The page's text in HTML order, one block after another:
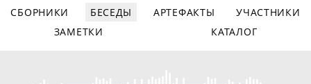
СБОРНИКИ БЕСЕДЫ АРТЕФАКТЫ
УЧАСТНИКИ
ЗАМЕТКИ
КАТАЛОГ